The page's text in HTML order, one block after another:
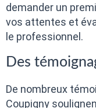
demander un
vos attentes et
le professionnel.
Des
De nombreux
Coupigny